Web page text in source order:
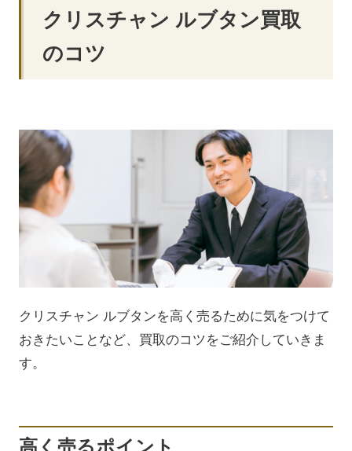
クリスチャン ルブタン買取
のコツ
クリスチャン ルブタンを高く売るために気をつけて
おきたいことなど、買取のコツをご紹介していきま
す。